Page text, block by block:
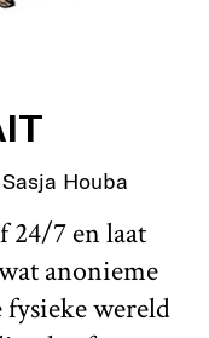
Sasja Houba
24/7 en laat
anonieme
fysieke wereld